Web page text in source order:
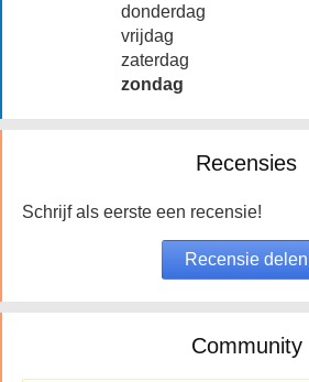
donderdag
vrijdag
zaterdag
zondag
Recensies
Schrijf als eerste een recensie!
Community